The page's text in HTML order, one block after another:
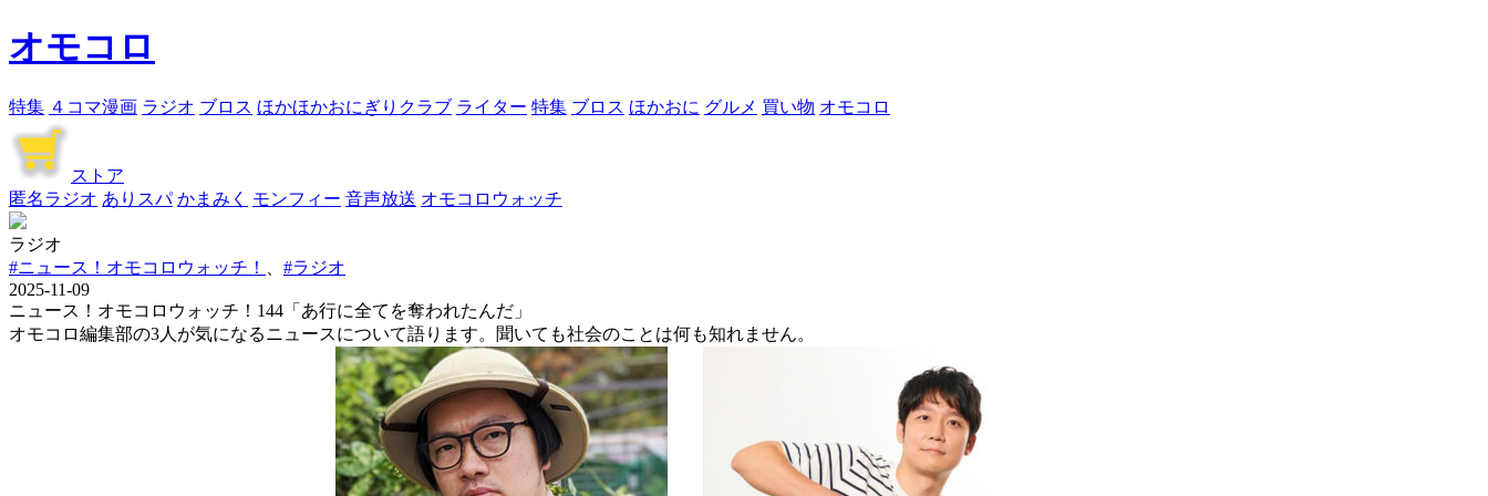
オモコロ
特集 ４コマ漫画 ラジオ ブロス ほかほかおにぎりクラブ ライター 特集 ブロス ほかおに グルメ 買い物 オモコロ
ストア
匿名ラジオ ありスパ かまみく モンフィー 音声放送 オモコロウォッチ
ラジオ
#ニュース！オモコロウォッチ！
#ラジオ
2025-11-09
ニュース！オモコロウォッチ！144「あ行に全てを奪われたんだ」
オモコロ編集部の3人が気になるニュースについて語ります。聞いても社会のことは何も知れません。